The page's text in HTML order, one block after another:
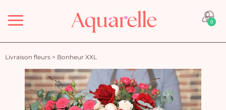
Menu 0
Livraison fleurs > Bonheur XXL